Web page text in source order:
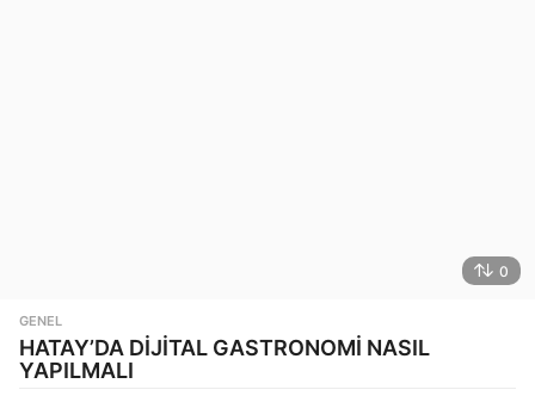
0
GENEL
HATAY’DA DİJİTAL GASTRONOMİ NASIL
YAPILMALI